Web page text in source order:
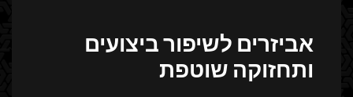
אביזרים לשיפור ביצועים
ותחזוקה שוטפת